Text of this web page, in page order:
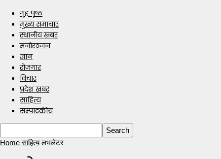
गृह पृष्ठ
मुख्य समाचार
स्थानीय खबर
मनोरञ्जन
ज्ञान
रोजगार
विचार
प्रदेश खबर
साहित्य
सम्पादकीय
Home साहित्य लभलेटर